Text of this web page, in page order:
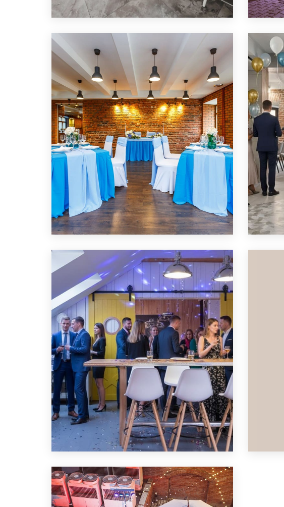
ЛОФТ ДЛЯ ДЕВИЧНИКА
ПОДРОБНЕЕ
ЛОФТ ДЛЯ ПОМОЛВКИ
ПОДРОБНЕЕ
ЛОФТ ДЛЯ КОРПОРАТИВНОГО
НОВОГО ГОДА